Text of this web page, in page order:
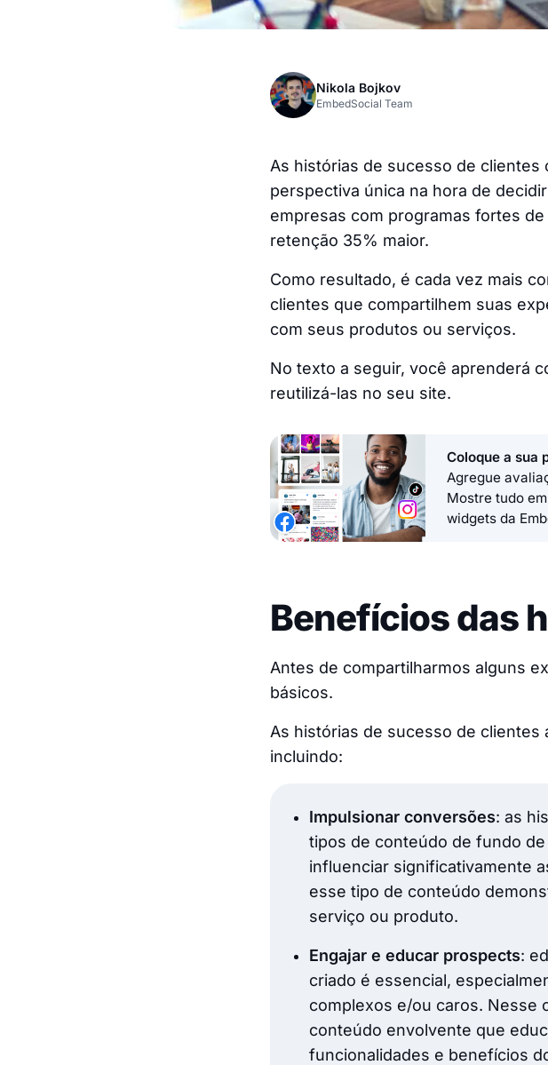
Nikola Bojkov
EmbedSocial Team
As histórias de sucesso de
perspectiva única na hora de
empresas com programas fortes
retenção 35% maior.
Como resultado, é cada vez mais
clientes que compartilhem suas
com seus produtos ou serviços.
No texto a seguir, você aprenderá
reutilizá-las no seu site.
Coloque a sua
Agregue
Mostre tudo
widgets da
Benefícios das
Antes de compartilharmos alguns
básicos.
As histórias de sucesso de
incluindo:
Impulsionar conversões: as
tipos de conteúdo de fundo
influenciar significativamente
esse tipo de conteúdo
serviço ou produto.
Engajar e educar prospects:
criado é essencial,
complexos e/ou caros. Nesse
conteúdo envolvente que
funcionalidades e benefícios